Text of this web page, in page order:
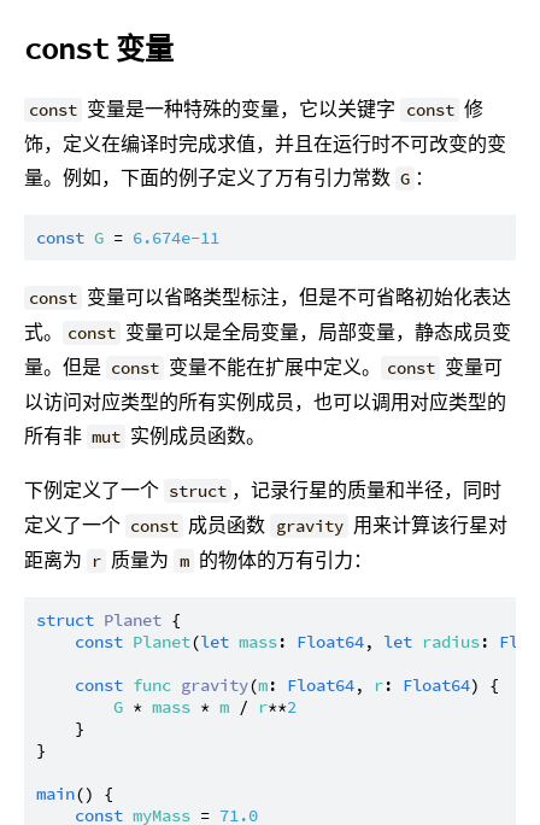
const变量
const 变量是一种特殊的变量，它以关键字 const 修
饰，定义在编译时完成求值，并且在运行时不可改变的变
量。例如，下面的例子定义了万有引力常数 G ：
const G = 6.674e-11
const 变量可以省略类型标注，但是不可省略初始化表达
式。
const 变量可以是全局变量，局部变量，静态成员变
量。但是 const 变量不能在扩展中定义。 const 变量可
以访问对应类型的所有实例成员，也可以调用对应类型的
所有非 mut 实例成员函数。
下例定义了一个 struct ，记录行星的质量和半径，同时
定义了一个 const 成员函数 gravity 用来计算该行星对
距离为
r 质量为 m 的物体的万有引力：
struct Planet {
const Planet(let mass: Float64, let radius:
const func gravity(m: Float64, r: Float64) {
G * mass * m / r**2
    }
}
main() {
const myMass = 71.0